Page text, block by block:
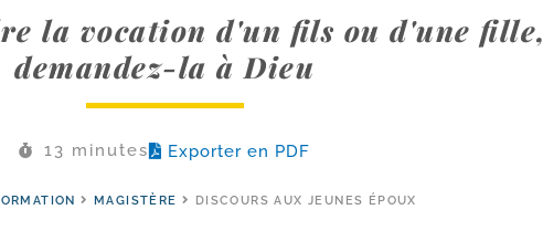
la vocation d'un fils ou d'une fille,
demandez-la à Dieu
13 minutes Exporter en PDF
MAGISTÈRE DISCOURS AUX JEUNES ÉPOUX